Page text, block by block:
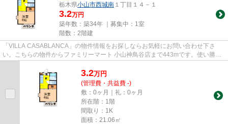
栃木県小山市西城南 １丁目１４－１
3.2万円
築年数：築34年 ｜募集中： 1室
階数：2階建
「VILLA CASABLANCA」の物件情報をお探しならお気軽にお問い合わせ下さ
い。こちらの物件からファミリーマート 小山神鳥谷店まで443mです。使い勝手
の良いアパートでイチオシの物件です...
3.2万円
(管理費・共益費 -)
敷：0ヶ月｜礼：0ヶ月
所在階：1階
間取り：1K
面積：21.06㎡